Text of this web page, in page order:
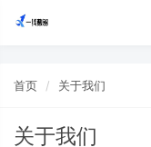
首页 关于我们
关于我们